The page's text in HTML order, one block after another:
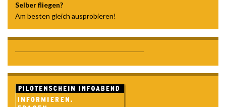
Selber fliegen?
Am besten gleich ausprobieren!